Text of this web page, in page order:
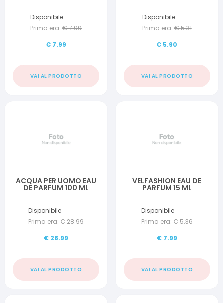
Disponibile
Prima era: €7.99
€ 7.99
VAI AL PRODOTTO
Disponibile
Prima era: €5.31
€ 5.90
VAI AL PRODOTTO
ACQUA PER UOMO EAU
DE PARFUM 100 ML
Disponibile
Prima era: €28.99
€ 28.99
VAI AL PRODOTTO
VELFASHION EAU DE
PARFUM 15 ML
Disponibile
Prima era: €5.36
€ 7.99
VAI AL PRODOTTO